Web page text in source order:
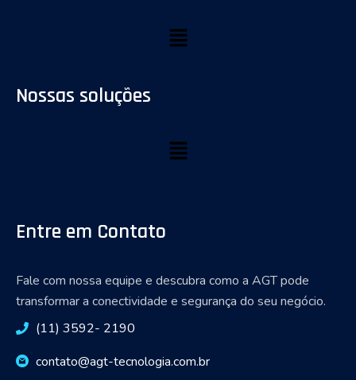
Nossas soluções
Entre em Contato
Fale com nossa equipe e descubra como a AGT pode
transformar a conectividade e segurança do seu negócio.
(11) 3592- 2190
contato@agt-tecnologia.com.br